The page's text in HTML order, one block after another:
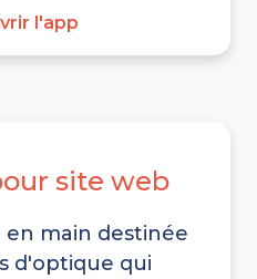
l'app
site web
main destinée
d'optique qui